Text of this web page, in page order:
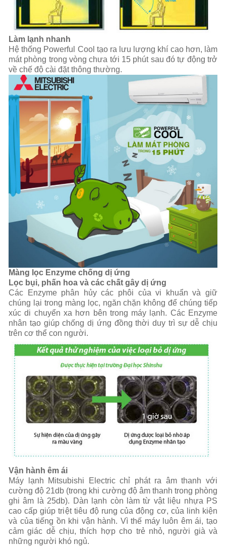
Làm lạnh nhanh
Hệ thống Powerful Cool tạo ra lưu lượng khí cao hơn, làm
mát phòng trong vòng chưa tới 15 phút sau đó tự động trở
về chế độ cài đặt thông thường.
Màng lọc Enzyme chống dị ứng
Lọc bụi, phấn hoa và các chất gây dị ứng
Các Enzyme phân hủy các phôi của vi khuẩn và giữ
chúng lại trong màng lọc, ngăn chặn không để chúng tiếp
xúc di chuyển xa hơn bên trong máy lạnh. Các Enzyme
nhân tạo giúp chống dị ứng đồng thời duy trì sự dễ chịu
trên cơ thể con người.
Vận hành êm ái
Máy lạnh Mitsubishi Electric chỉ phát ra âm thanh với
cường độ 21db (trong khi cường độ âm thanh trong phòng
ghi âm là 25db). Dàn lạnh còn làm từ vật liệu nhựa PS
cao cấp giúp triệt tiêu độ rung của động cơ, của linh kiện
và của tiếng ồn khi vận hành. Vì thế máy luôn êm ái, tạo
cảm giác dễ chịu, thích hợp cho trẻ nhỏ, người già và
những người khó ngủ.